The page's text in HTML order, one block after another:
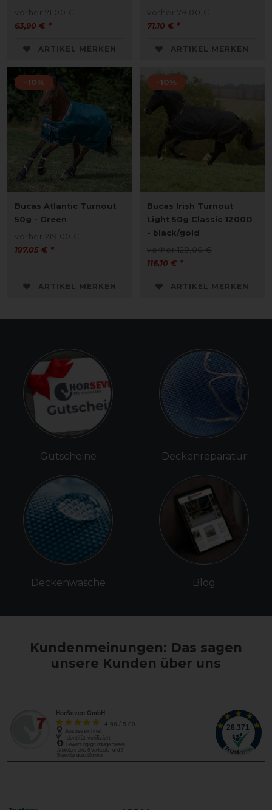
vorher 71,00 €
63,90 € *
ARTIKEL MERKEN
vorher 79,00 €
71,10 € *
ARTIKEL MERKEN
-10%
Bucas Atlantic Turnout
50g - Green
vorher 219,00 €
197,05 € *
ARTIKEL MERKEN
-10%
Bucas Irish Turnout
Light 50g Classic 1200D
- black/gold
vorher 129,00 €
116,10 € *
ARTIKEL MERKEN
Gutscheine
Deckenwäsche
Deckenreparatur
Blog
Kundenmeinungen: Das sagen
unsere Kunden über uns